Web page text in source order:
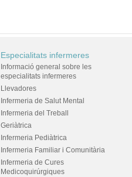
Especialitats infermeres
Informació general sobre les
especialitats infermeres
Llevadores
Infermeria de Salut Mental
Infermeria del Treball
Geriàtrica
Infermeria Pediàtrica
Infermeria Familiar i Comunitària
Infermeria de Cures
Medicoquirúrgiques